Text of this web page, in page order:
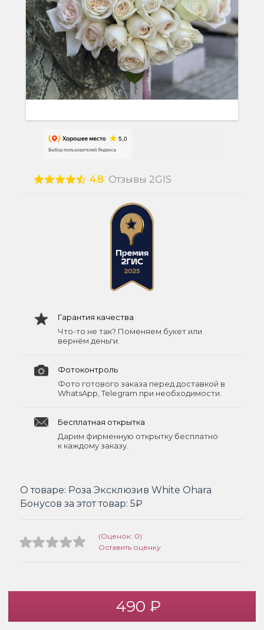
4.8 Отзывы 2GIS
Гарантия качества
Что-то не так? Поменяем букет или
вернём деньги.
Фотоконтроль
Фото готового заказа перед доставкой в
WhatsApp, Telegram при необходимости.
Бесплатная открытка
Дарим фирменную открытку бесплатно
к каждому заказу.
О товаре: Роза Эксклюзив White Ohara
Бонусов за этот товар: 5₽
(Оценок: 0)
Оставить оценку
490 ₽